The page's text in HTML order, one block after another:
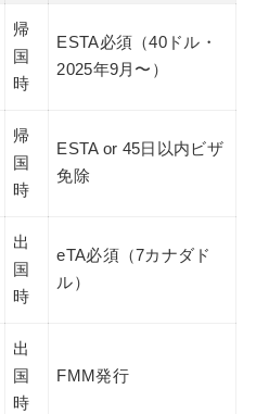
帰
国
時
ESTA必須（40ドル・
2025年9月〜）
帰
国
時
ESTA or 45日以内ビザ
免除
出
国
時
eTA必須（7カナダド
ル）
出
国
時
FMM発行